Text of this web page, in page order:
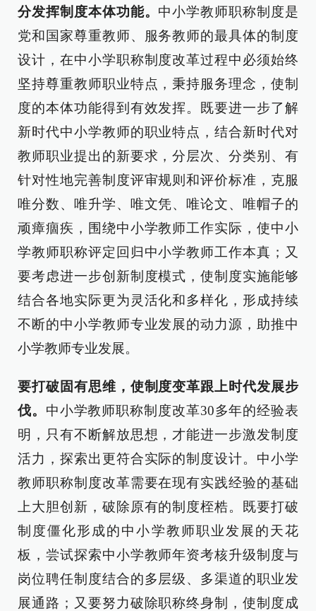
分发挥制度本体功能。 中小学教师职称制度是
党和国家尊重教师、服务教师的最具体的制度
设计，在中小学职称制度改革过程中必须始终
坚持尊重教师职业特点，秉持服务理念，使制
度的本体功能得到有效发挥。既要进一步了解
新时代中小学教师的职业特点，结合新时代对
教师职业提出的新要求，分层次、分类别、有
针对性地完善制度评审规则和评价标准，克服
唯分数、唯升学、唯文凭、唯论文、唯帽子的
顽瘴痼疾，围绕中小学教师工作实际，使中小
学教师职称评定回归中小学教师工作本真；又
要考虑进一步创新制度模式，使制度实施能够
结合各地实际更为灵活化和多样化，形成持续
不断的中小学教师专业发展的动力源，助推中
小学教师专业发展。
要打破固有思维，使制度变革跟上时代发展步
伐。 中小学教师职称制度改革30多年的经验表
明，只有不断解放思想，才能进一步激发制度
活力，探索出更符合实际的制度设计。中小学
教师职称制度改革需要在现有实践经验的基础
上大胆创新，破除原有的制度桎梏。既要打破
制度僵化形成的中小学教师职业发展的天花
板，尝试探索中小学教师年资考核升级制度与
岗位聘任制度结合的多层级、多渠道的职业发
展通路；又要努力破除职称终身制，使制度成